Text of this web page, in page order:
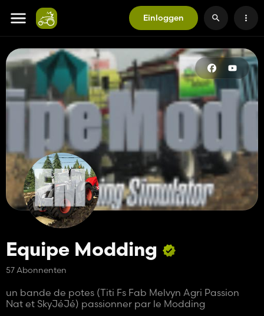
Einloggen
Equipe Modding
57 Abonnenten
un bande de potes (Titi Fs Fab Melvyn Agri Passion
Nat et SkyJéJé) passionner par le Modding